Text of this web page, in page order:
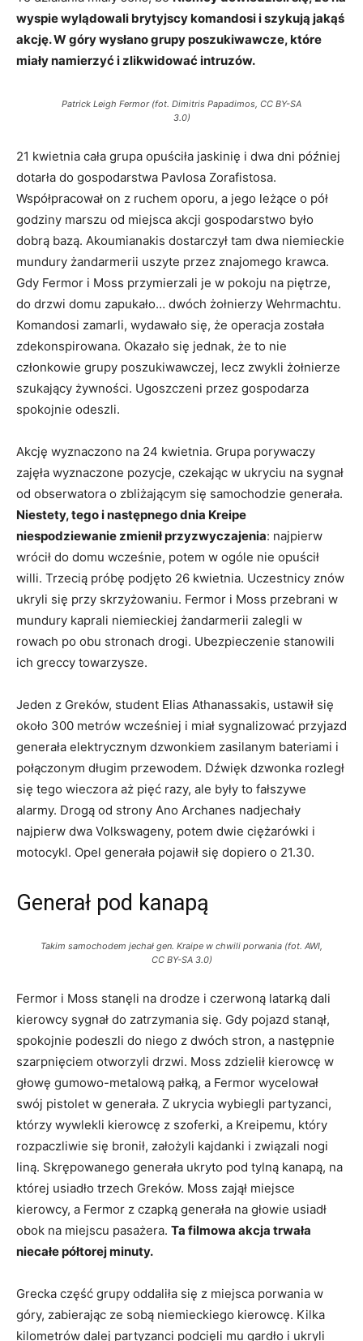
wyspie wylądowali brytyjscy komandosi i szykują jakąś
akcję. W góry wysłano grupy poszukiwawcze, które
miały namierzyć i zlikwidować intruzów.
Patrick Leigh Fermor (fot. Dimitris Papadimos, CC BY-SA
3.0)
21 kwietnia cała grupa opuściła jaskinię i dwa dni później
dotarła do gospodarstwa Pavlosa Zorafistosa.
Współpracował on z ruchem oporu, a jego leżące o pół
godziny marszu od miejsca akcji gospodarstwo było
dobrą bazą. Akoumianakis dostarczył tam dwa niemieckie
mundury żandarmerii uszyte przez znajomego krawca.
Gdy Fermor i Moss przymierzali je w pokoju na piętrze,
do drzwi domu zapukało… dwóch żołnierzy Wehrmachtu.
Komandosi zamarli, wydawało się, że operacja została
zdekonspirowana. Okazało się jednak, że to nie
członkowie grupy poszukiwawczej, lecz zwykli żołnierze
szukający żywności. Ugoszczeni przez gospodarza
spokojnie odeszli.
Akcję wyznaczono na 24 kwietnia. Grupa porywaczy
zajęła wyznaczone pozycje, czekając w ukryciu na sygnał
od obserwatora o zbliżającym się samochodzie generała.
Niestety, tego i następnego dnia Kreipe
niespodziewanie zmienił przyzwyczajenia: najpierw
wrócił do domu wcześnie, potem w ogóle nie opuścił
willi. Trzecią próbę podjęto 26 kwietnia. Uczestnicy znów
ukryli się przy skrzyżowaniu. Fermor i Moss przebrani w
mundury kaprali niemieckiej żandarmerii zalegli w
rowach po obu stronach drogi. Ubezpieczenie stanowili
ich greccy towarzysze.
Jeden z Greków, student Elias Athanassakis, ustawił się
około 300 metrów wcześniej i miał sygnalizować przyjazd
generała elektrycznym dzwonkiem zasilanym bateriami i
połączonym długim przewodem. Dźwięk dzwonka rozległ
się tego wieczora aż pięć razy, ale były to fałszywe
alarmy. Drogą od strony Ano Archanes nadjechały
najpierw dwa Volkswageny, potem dwie ciężarówki i
motocykl. Opel generała pojawił się dopiero o 21.30.
Generał pod kanapą
Takim samochodem jechał gen. Kraipe w chwili porwania (fot. AWI,
CC BY-SA 3.0)
Fermor i Moss stanęli na drodze i czerwoną latarką dali
kierowcy sygnał do zatrzymania się. Gdy pojazd stanął,
spokojnie podeszli do niego z dwóch stron, a następnie
szarpnięciem otworzyli drzwi. Moss zdzielił kierowcę w
głowę gumowo-metalową pałką, a Fermor wycelował
swój pistolet w generała. Z ukrycia wybiegli partyzanci,
którzy wywlekli kierowcę z szoferki, a Kreipemu, który
rozpaczliwie się bronił, założyli kajdanki i związali nogi
liną. Skrępowanego generała ukryto pod tylną kanapą, na
której usiadło trzech Greków. Moss zajął miejsce
kierowcy, a Fermor z czapką generała na głowie usiadł
obok na miejscu pasażera. Ta filmowa akcja trwała
niecałe półtorej minuty.
Grecka część grupy oddaliła się z miejsca porwania w
góry, zabierając ze sobą niemieckiego kierowcę. Kilka
kilometrów dalej partyzanci podcięli mu gardło i ukryli